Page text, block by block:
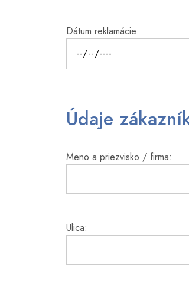
Dátum reklamácie:
Údaje
Meno a priezvisko / firma:
Ulica: